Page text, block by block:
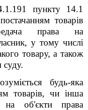
пункту 14.1
товарів
права на
у тому числі
товару, а також
суду.
будь-яка
товарів, чи інша
на об'єкти права